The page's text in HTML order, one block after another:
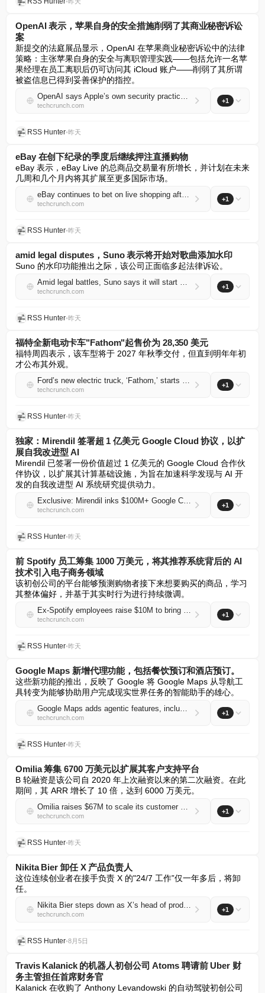
OpenAI 表示，苹果自身的安全措施削弱了其商业秘密诉讼
案
新提交的法庭展品显示，OpenAI 在苹果商业秘密诉讼中的法律
策略：主张苹果自身的安全与离职管理实践——包括允许一名苹
果经理在员工离职后仍可访问其 iCloud 账户——削弱了其所谓
被盗信息已得到妥善保护的指控。
OpenAI says Apple’s own security practices undermine its trade secrets case
techcrunch.com
+1
RSS Hunter•昨天
eBay 在创下纪录的季度后继续押注直播购物
eBay 表示，eBay Live 的总商品交易量有所增长，并计划在未来
几周和几个月内将其扩展至更多国际市场。
eBay continues to bet on live shopping after record quarter
techcrunch.com
+1
RSS Hunter•昨天
amid legal disputes，Suno 表示将开始对歌曲添加水印
Suno 的水印功能推出之际，该公司正面临多起法律诉讼。
Amid legal battles, Suno says it will start watermarking songs
techcrunch.com
+1
RSS Hunter•昨天
福特全新电动卡车"Fathom"起售价为 28,350 美元
福特周四表示，该车型将于 2027 年秋季交付，但直到明年年初
才公布其外观。
Ford’s new electric truck, ‘Fathom,’ starts at $28,350
techcrunch.com
+1
RSS Hunter•昨天
独家：Mirendil 签署超 1 亿美元 Google Cloud 协议，以扩
展自我改进型 AI
Mirendil 已签署一份价值超过 1 亿美元的 Google Cloud 合作伙
伴协议，以扩展其计算基础设施，为旨在加速科学发现与 AI 开
发的自我改进型 AI 系统研究提供动力。
Exclusive: Mirendil inks $100M+ Google Cloud deal to scale self-improving AI
techcrunch.com
+1
RSS Hunter•昨天
前 Spotify 员工筹集 1000 万美元，将其推荐系统背后的 AI
技术引入电子商务领域
该初创公司的平台能够预测购物者接下来想要购买的商品，学习
其整体偏好，并基于其实时行为进行持续微调。
Ex-Spotify employees raise $10M to bring the AI behind its recommendations to e-commerce
techcrunch.com
+1
RSS Hunter•昨天
Google Maps 新增代理功能，包括餐饮预订和酒店预订。
这些新功能的推出，反映了 Google 将 Google Maps 从导航工
具转变为能够协助用户完成现实世界任务的智能助手的雄心。
Google Maps adds agentic features, including food ordering and hotel bookings
techcrunch.com
+1
RSS Hunter•昨天
Omilia 筹集 6700 万美元以扩展其客户支持平台
B 轮融资是该公司自 2020 年上次融资以来的第二次融资。在此
期间，其 ARR 增长了 10 倍，达到 6000 万美元。
Omilia raises $67M to scale its customer support platform
techcrunch.com
+1
RSS Hunter•昨天
Nikita Bier 卸任 X 产品负责人
这位连续创业者在接手负责 X 的"24/7 工作”仅一年多后，将卸
任。
Nikita Bier steps down as X’s head of product
techcrunch.com
+1
RSS Hunter•8月5日
Travis Kalanick 的机器人初创公司 Atoms 聘请前 Uber 财
务主管担任首席财务官
Kalanick 在收购了 Anthony Levandowski 的自动驾驶初创公司